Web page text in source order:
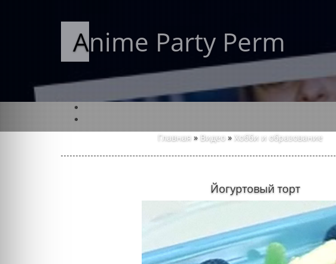
Anime Party Perm
Главная » Видео » Хобби и образование
Йогуртовый торт